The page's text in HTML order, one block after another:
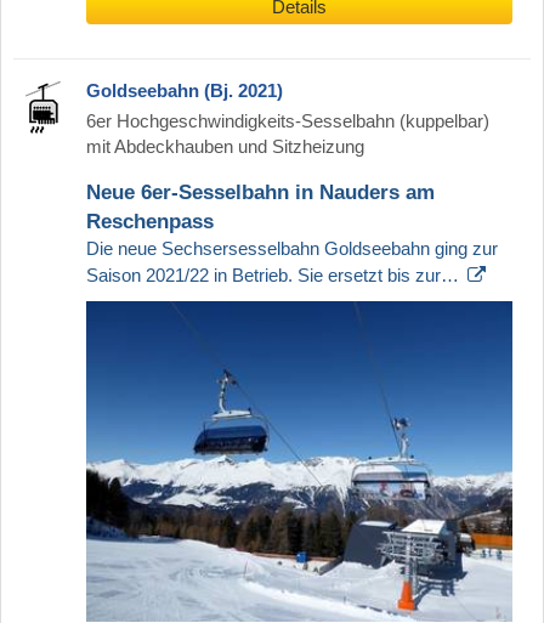
Details
Goldseebahn (Bj. 2021)
6er Hochgeschwindigkeits-Sesselbahn (kuppelbar)
mit Abdeckhauben und Sitzheizung
Neue 6er-Sesselbahn in Nauders am
Reschenpass
Die neue Sechsersesselbahn Goldseebahn ging zur
Saison 2021/22 in Betrieb. Sie ersetzt bis zur…